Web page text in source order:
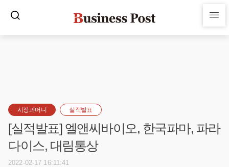
시장과머니 실적발표
[실적발표] 엘앤씨바이오, 한국파마, 파라
다이스, 대림통상
2022-02-17 16:11:41